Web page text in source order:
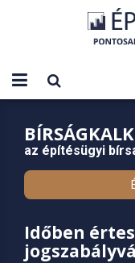
az építésügyi
Időben